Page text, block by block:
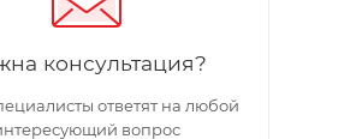
консультация?
ответят на любой
вопрос